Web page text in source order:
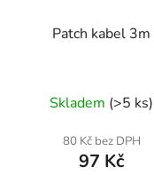
Patch kabel 3m
Skladem (>5 ks)
80 Kč bez DPH
97 Kč